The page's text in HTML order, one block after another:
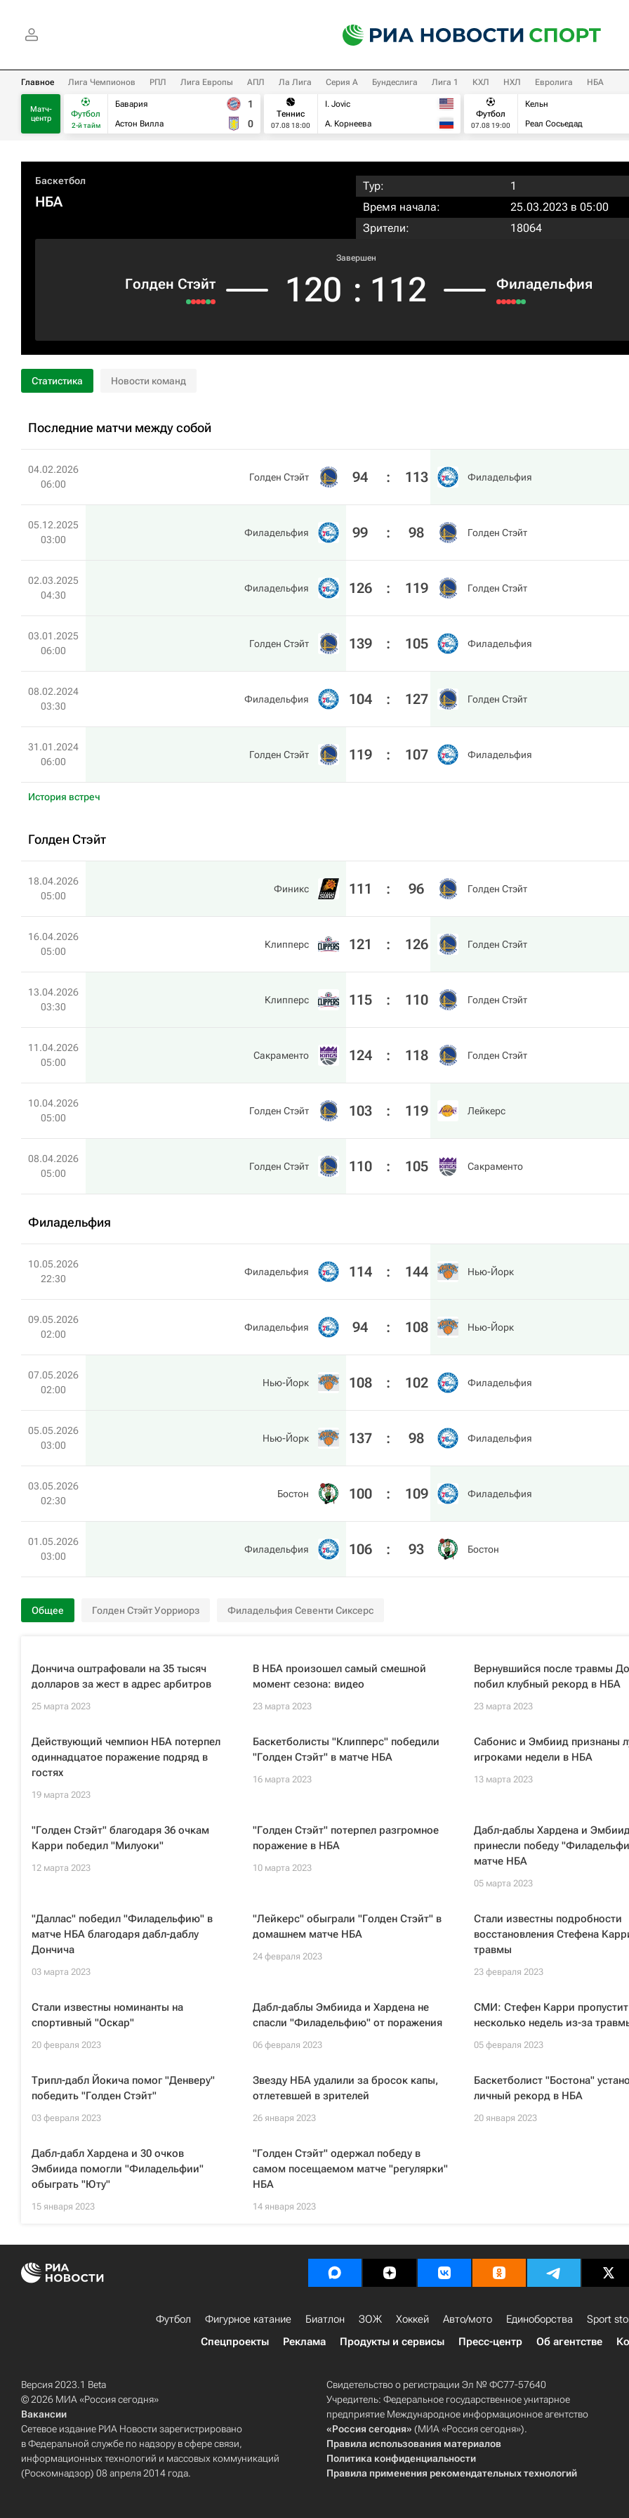
Главное Лига Чемпионов РПЛ Лига Европы АПЛ Ла Лига Серия А Бундеслига Лига 1 КХЛ НХЛ Евролига НБА
Матч-
центр
Футбол
2-й тайм
Бавария
Астон Вилла
1
0
Теннис
07.08 18:00
I. Jovic
А. Корнеева
Футбол
07.08 19:00
Кельн
Реал Сосьедад
Баскетбол
НБА
Тур:
1
Время начала:
25.03.2023 в 05:00
Зрители:
18064
Голден Стэйт
Завершен
120 : 112 Филадельфия
Статистика Новости команд
Последние матчи между собой
04.02.2026
06:00
Голден Стэйт 94 : 113 Филадельфия
05.12.2025
03:00
Филадельфия 99 : 98 Голден Стэйт
02.03.2025
04:30
Филадельфия 126 : 119 Голден Стэйт
03.01.2025
06:00
Голден Стэйт 139 : 105 Филадельфия
08.02.2024
03:30
Филадельфия 104 : 127 Голден Стэйт
31.01.2024
06:00
Голден Стэйт 119 : 107 Филадельфия
История встреч
Голден Стэйт
18.04.2026
05:00
Финикс 111 : 96 Голден Стэйт
16.04.2026
05:00
Клипперс 121 : 126 Голден Стэйт
13.04.2026
03:30
Клипперс 115 : 110 Голден Стэйт
11.04.2026
05:00
Сакраменто 124 : 118 Голден Стэйт
10.04.2026
05:00
Голден Стэйт 103 : 119 Лейкерс
08.04.2026
05:00
Голден Стэйт 110 : 105 Сакраменто
Филадельфия
10.05.2026
22:30
Филадельфия 114 : 144 Нью-Йорк
09.05.2026
02:00
Филадельфия 94 : 108 Нью-Йорк
07.05.2026
02:00
Нью-Йорк 108 : 102 Филадельфия
05.05.2026
03:00
Нью-Йорк 137 : 98 Филадельфия
03.05.2026
02:30
Бостон 100 : 109 Филадельфия
01.05.2026
03:00
Филадельфия 106 : 93 Бостон
Общее Голден Стэйт Уорриорз Филадельфия Севенти Сиксерс
Дончича оштрафовали на 35 тысяч
долларов за жест в адрес арбитров
25 марта 2023
В НБА произошел самый смешной
момент сезона: видео
23 марта 2023
Вернувшийся после травмы
побил клубный рекорд в НБА
23 марта 2023
Действующий чемпион НБА потерпел
одиннадцатое поражение подряд в
гостях
19 марта 2023
Баскетболисты "Клипперс" победили
"Голден Стэйт" в матче НБА
16 марта 2023
Сабонис и Эмбиид признаны
игроками недели в НБА
13 марта 2023
"Голден Стэйт" благодаря 36 очкам
Карри победил "Милуоки"
12 марта 2023
"Голден Стэйт" потерпел разгромное
поражение в НБА
10 марта 2023
Дабл-даблы Хардена и
принесли победу
матче НБА
05 марта 2023
"Даллас" победил "Филадельфию" в
матче НБА благодаря дабл-даблу
Дончича
03 марта 2023
"Лейкерс" обыграли "Голден Стэйт" в
домашнем матче НБА
24 февраля 2023
Стали известны подробности
восстановления Стефена
травмы
23 февраля 2023
Стали известны номинанты на
спортивный "Оскар"
20 февраля 2023
Дабл-даблы Эмбиида и Хардена не
спасли "Филадельфию" от поражения
06 февраля 2023
СМИ: Стефен Карри пропустит
несколько недель из-за
05 февраля 2023
Трипл-дабл Йокича помог "Денверу"
победить "Голден Стэйт"
03 февраля 2023
Звезду НБА удалили за бросок капы,
отлетевшей в зрителей
26 января 2023
Баскетболист "Бостона"
личный рекорд в НБА
20 января 2023
Дабл-дабл Хардена и 30 очков
Эмбиида помогли "Филадельфии"
обыграть "Юту"
15 января 2023
"Голден Стэйт" одержал победу в
самом посещаемом матче "регулярки"
НБА
14 января 2023
Футбол Фигурное катание Биатлон ЗОЖ Хоккей Авто/мото Единоборства Sport
Спецпроекты
Реклама Продукты и сервисы Пресс-центр Об агентстве
Версия 2023.1 Beta
© 2026 МИА «Россия сегодня»
Вакансии
Сетевое издание РИА Новости зарегистрировано
в Федеральной службе по надзору в сфере связи,
информационных технологий и массовых коммуникаций
(Роскомнадзор) 08 апреля 2014 года.
Свидетельство о регистрации Эл № ФС77-57640
Учредитель: Федеральное государственное унитарное
предприятие Международное информационное агентство
«Россия сегодня» (МИА «Россия сегодня»).
Правила использования материалов
Политика конфиденциальности
Правила применения рекомендательных технологий